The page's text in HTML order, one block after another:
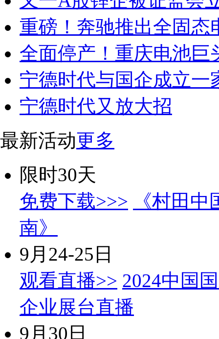
重磅！奔驰推出全固态
全面停产！重庆电池巨
宁德时代与国企成立一
宁德时代又放大招
最新活动更多
限时30天
免费下载>>>
《村田
南》
9月24-25日
观看直播>> 2024中国
企业展台直播
9月30日